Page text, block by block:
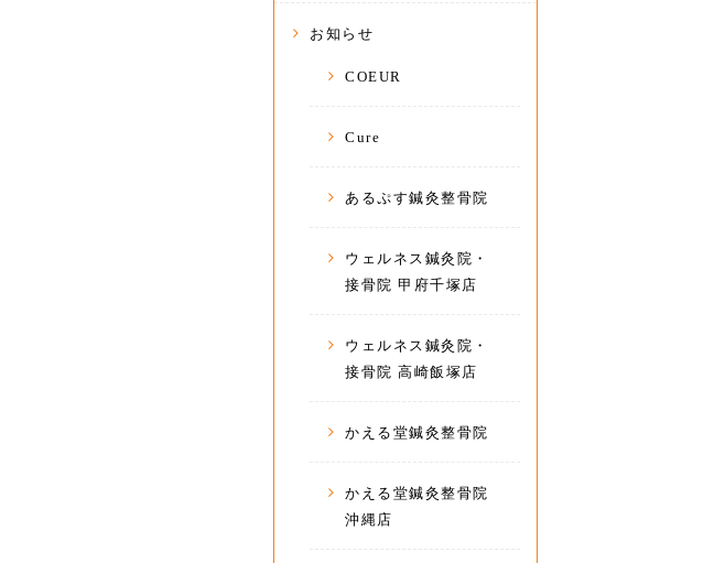
お知らせ
COEUR
Cure
あるぷす鍼灸整骨院
ウェルネス鍼灸院・
接骨院 甲府千塚店
ウェルネス鍼灸院・
接骨院 高崎飯塚店
かえる堂鍼灸整骨院
かえる堂鍼灸整骨院
沖縄店